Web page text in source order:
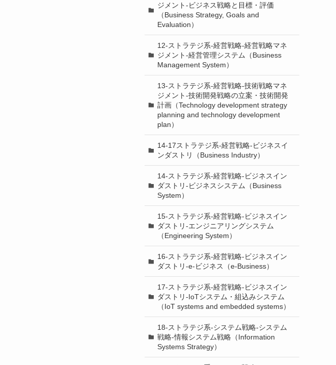
ジメント-ビジネス戦略と目標・評価
（Business Strategy, Goals and
Evaluation）
12-ストラテジ系-経営戦略-経営戦略マネ
ジメント-経営管理システム（Business
Management System）
13-ストラテジ系-経営戦略-技術戦略マネ
ジメント-技術開発戦略の立案・技術開発
計画（Technology development strategy
planning and technology development
plan）
14-17ストラテジ系-経営戦略-ビジネスイ
ンダストリ（Business Industry）
14-ストラテジ系-経営戦略-ビジネスイン
ダストリ-ビジネスシステム（Business
System）
15-ストラテジ系-経営戦略-ビジネスイン
ダストリ-エンジニアリングシステム
（Engineering System）
16-ストラテジ系-経営戦略-ビジネスイン
ダストリ-e-ビジネス（e-Business）
17-ストラテジ系-経営戦略-ビジネスイン
ダストリ-IoTシステム・組込みシステム
（IoT systems and embedded systems）
18-ストラテジ系-システム戦略-システム
戦略-情報システム戦略（Information
Systems Strategy）